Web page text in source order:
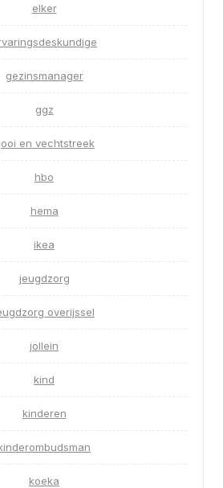
elker
gezinsmanager
ggz
en vechtstreek
hbo
hema
ikea
jeugdzorg
overijssel
jollein
kind
kinderen
koeka